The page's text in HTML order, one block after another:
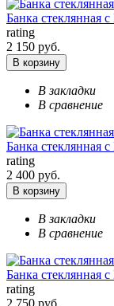
Банка стеклянная
rating
2 150 руб.
В корзину
В закладки
В сравнение
Банка стеклянная
rating
2 400 руб.
В корзину
В закладки
В сравнение
Банка стеклянная
rating